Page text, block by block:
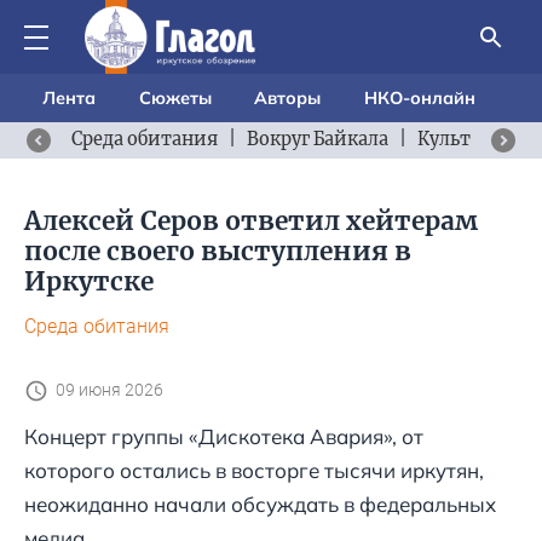
Лента Сюжеты Авторы
НКО-онлайн
Среда обитания
Вокруг Байкала Культурный
Алексей Серов ответил хейтерам
после своего выступления в
Иркутске
Среда обитания
09 июня 2026
Концерт группы «Дискотека Авария», от
которого остались в восторге тысячи иркутян,
неожиданно начали обсуждать в федеральных